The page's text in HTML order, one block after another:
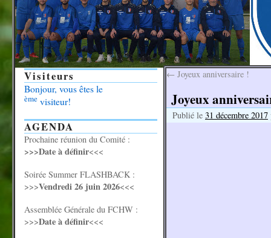
← Joyeux anniversaire !
Joyeux
Publié le 31 décembre 2017
Visiteurs
Bonjour, vous êtes le
ème visiteur!
AGENDA
Prochaine réunion du Comité :
>>>Date à définir<<<
Soirée Summer FLASHBACK :
>>>Vendredi 26 juin 2026<<<
Assemblée Générale du FCHW :
>>>Date à définir<<<